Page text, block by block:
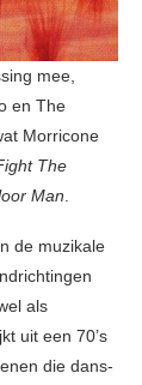
mee,
en The
Morricone
The
Man.
de muzikale
als
uit een 70’s
die dans-